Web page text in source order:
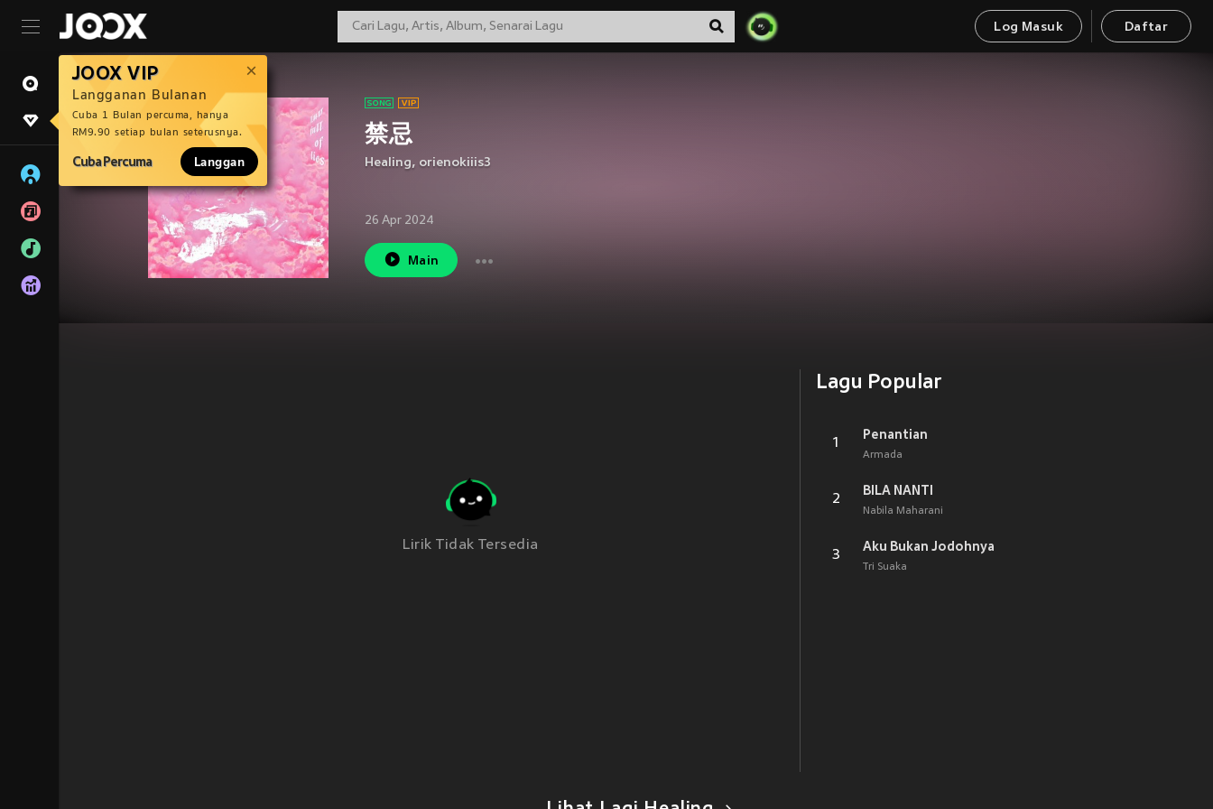
Log Masuk Daftar
JOOX VIP
Langganan Bulanan
Cuba 1 Bulan percuma, hanya
RM9.90 setiap bulan seterusnya.
Cuba Percuma Langgan
禁忌
Healing, orienokiiis3
26 Apr 2024
Main
Lirik Tidak Tersedia
Lagu Popular
1
Penantian
Armada
2
BILA NANTI
Nabila Maharani
3
Aku Bukan Jodohnya
Tri Suaka